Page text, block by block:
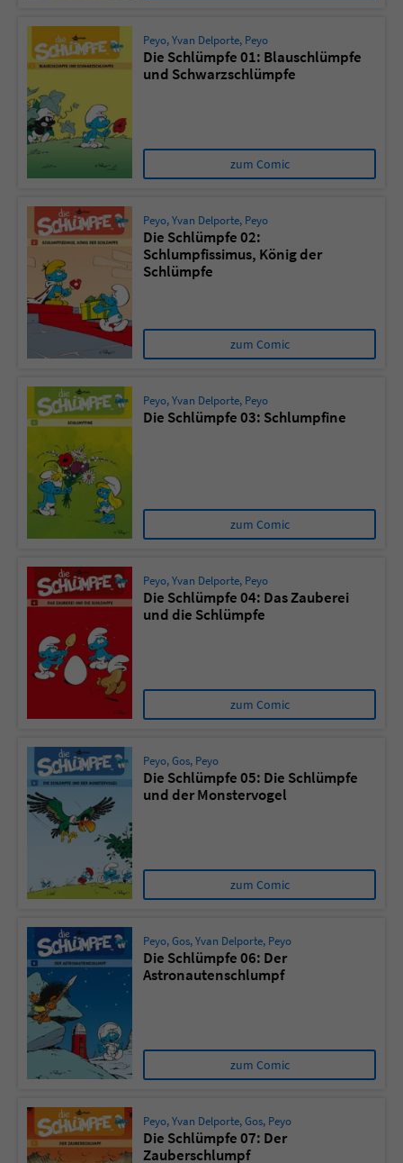
Peyo,Yvan Delporte, Peyo
Die Schlümpfe 01: Blauschlümpfe
und Schwarzschlümpfe
zum Comic
Peyo,Yvan Delporte, Peyo
Die Schlümpfe 02:
Schlumpfissimus, König der
Schlümpfe
zum Comic
Peyo,Yvan Delporte, Peyo
Die Schlümpfe 03: Schlumpfine
zum Comic
Peyo,Yvan Delporte, Peyo
Die Schlümpfe 04: Das Zauberei
und die Schlümpfe
zum Comic
Peyo,Gos, Peyo
Die Schlümpfe 05: Die Schlümpfe
und der Monstervogel
zum Comic
Peyo,Gos,Yvan Delporte, Peyo
Die Schlümpfe 06: Der
Astronautenschlumpf
zum Comic
Peyo,Yvan Delporte,Gos, Peyo
Die Schlümpfe 07: Der
Zauberschlumpf